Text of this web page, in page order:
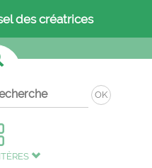
des créatrices
OK